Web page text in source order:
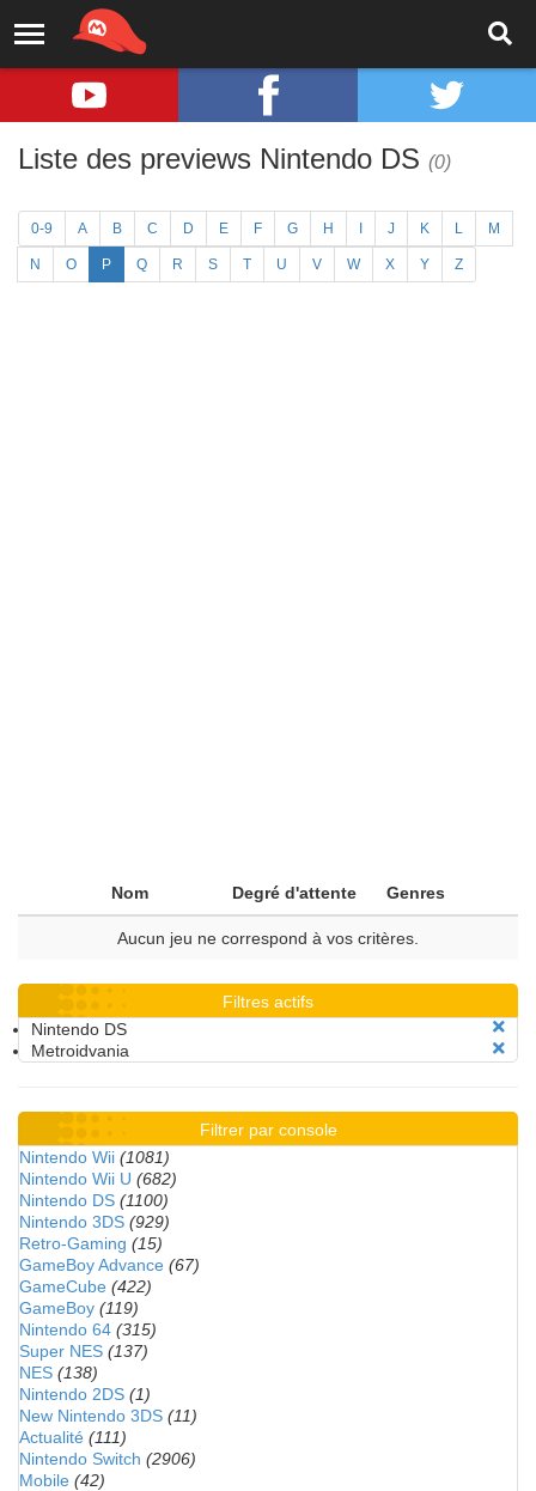
Liste des previews Nintendo DS (0)
0-9 A B C D E F G H J K L M
N O P Q R S T U V W X Y Z
Nom Degré d'attente Genres
Aucun jeu ne correspond à vos critères.
Filtres actifs
Nintendo DS
Metroidvania
Filtrer par console
Nintendo Wii (1081)
Nintendo Wii U (682)
Nintendo DS (1100)
Nintendo 3DS (929)
Retro-Gaming (15)
GameBoy Advance (67)
GameCube (422)
GameBoy (119)
Nintendo 64 (315)
Super NES (137)
NES (138)
Nintendo 2DS (1)
New Nintendo 3DS (11)
Actualité (111)
Nintendo Switch (2906)
Mobile (42)